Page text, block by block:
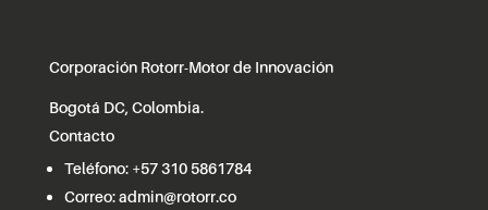
Corporación Rotorr-Motor de Innovación
Bogotá DC, Colombia.
Contacto
Teléfono: +57 310 5861784
Correo:admin@rotorr.co